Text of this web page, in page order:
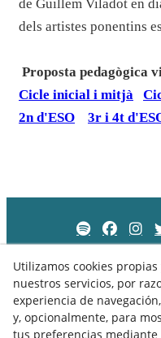
de Guillem Viladot en
dels artistes ponentins
Proposta pedagògica
Cicle inicial i mitjà
2n d'ESO
3r i 4t
Utilizamos cookies
nuestros servicios, por
experiencia de
y, opcionalmente, para
tus preferencias